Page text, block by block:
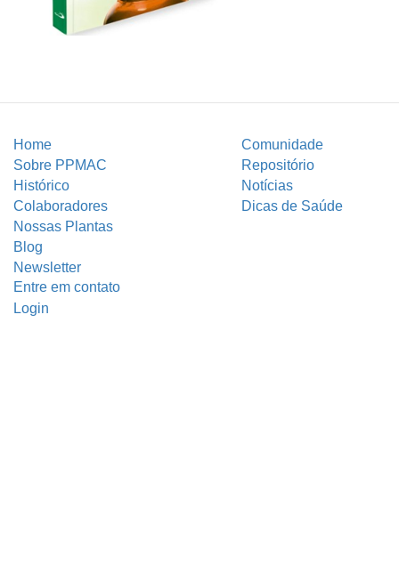
Home
Comunidade
Sobre PPMAC
Repositório
Histórico
Notícias
Colaboradores
Dicas de Saúde
Nossas Plantas
Blog
Newsletter
Entre em contato
Login